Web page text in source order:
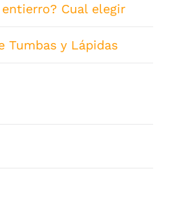
Cual elegir
Tumbas y Lápidas